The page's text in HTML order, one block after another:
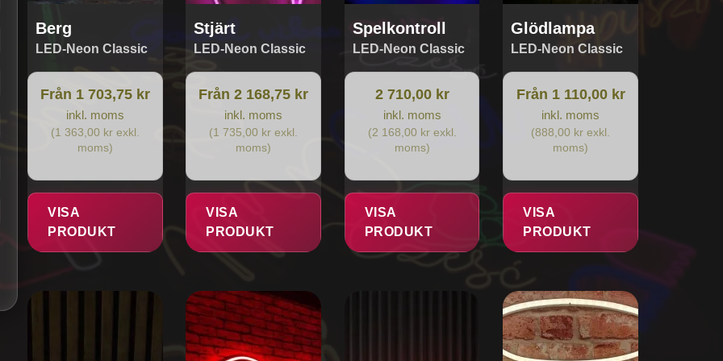
Berg
LED-Neon Classic
Från 1 703,75 kr
inkl. moms
(1 363,00 kr exkl.
moms)
VISA
PRODUKT
Stjärt
LED-Neon Classic
Från 2 168,75 kr
inkl. moms
(1 735,00 kr exkl.
moms)
VISA
PRODUKT
Spelkontroll
LED-Neon Classic
2 710,00 kr
inkl. moms
(2 168,00 kr exkl.
moms)
VISA
PRODUKT
Glödlampa
LED-Neon Classic
Från 1 110,00 kr
inkl. moms
(888,00 kr exkl.
moms)
VISA
PRODUKT
Den
här
produkten
har